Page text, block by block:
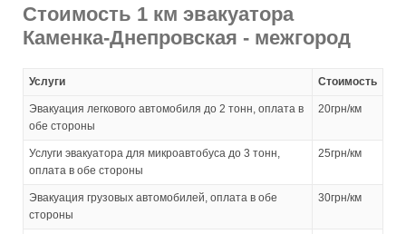
Стоимость 1 км эвакуатора
Каменка-Днепровская - межгород
Услуги Стоимость
Эвакуация легкового автомобиля до 2 тонн, оплата в
обе стороны
20грн/км
Услуги эвакуатора для микроавтобуса до 3 тонн,
оплата в обе стороны
25грн/км
Эвакуация грузовых автомобилей, оплата в обе
стороны
30грн/км